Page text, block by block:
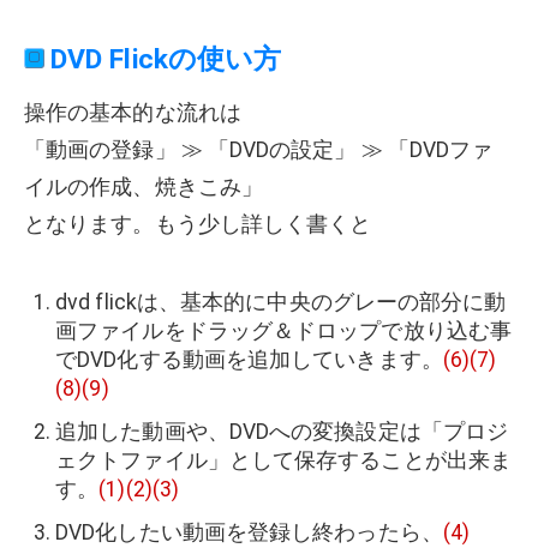
DVD Flickの使い方
操作の基本的な流れは
「動画の登録」 ≫ 「DVDの設定」 ≫ 「DVDファ
イルの作成、焼きこみ」
となります。もう少し詳しく書くと
dvd flickは、基本的に中央のグレーの部分に動
画ファイルをドラッグ＆ドロップで放り込む事
でDVD化する動画を追加していきます。 (6)(7)
(8)(9)
追加した動画や、DVDへの変換設定は「プロジ
ェクトファイル」として保存することが出来ま
す。 (1)(2)(3)
DVD化したい動画を登録し終わったら、 (4)